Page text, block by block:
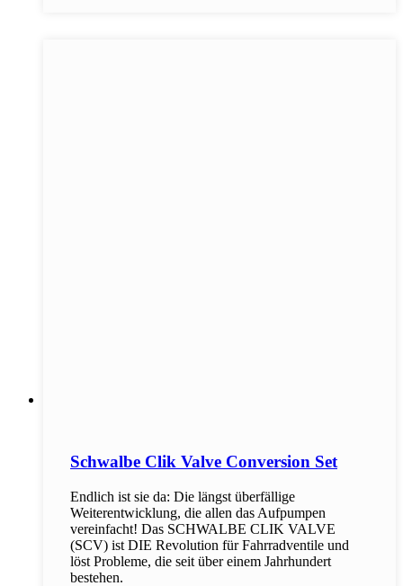
Schwalbe Clik Valve Conversion Set
Endlich ist sie da: Die längst überfällige
Weiterentwicklung, die allen das Aufpumpen
vereinfacht! Das SCHWALBE CLIK VALVE
(SCV) ist DIE Revolution für Fahrradventile und
löst Probleme, die seit über einem Jahrhundert
bestehen.